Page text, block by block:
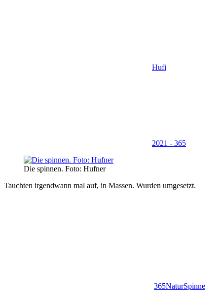
Hufi
2021 - 365
Die spinnen. Foto: Hufner
Tauchten irgendwann mal auf, in Massen. Wurden umgesetzt.
365NaturSpinne